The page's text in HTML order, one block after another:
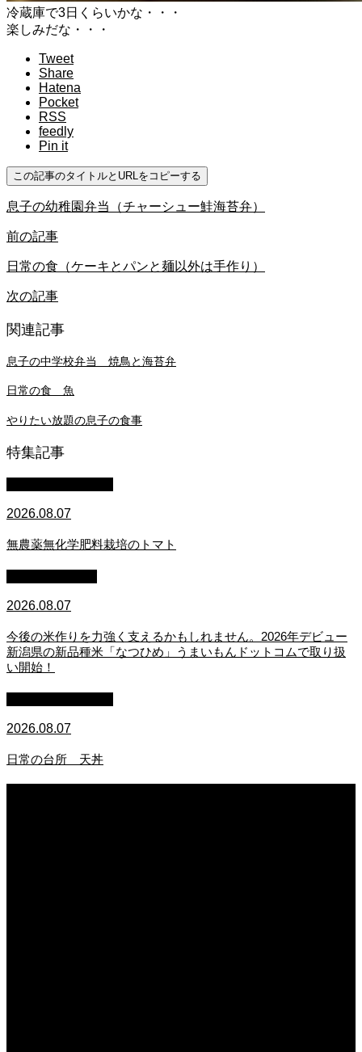
冷蔵庫で3日くらいかな・・・
楽しみだな・・・
Tweet
Share
Hatena
Pocket
RSS
feedly
Pin it
この記事のタイトルとURLをコピーする
息子の幼稚園弁当（チャーシュー鮭海苔弁）
前の記事
日常の食（ケーキとパンと麺以外は手作り）
次の記事
関連記事
息子の中学校弁当 焼鳥と海苔弁
日常の食 魚
やりたい放題の息子の食事
特集記事
2026.08.07
無農薬無化学肥料栽培のトマト
2026.08.07
今後の米作りを力強く支えるかもしれません。2026年デビュー
新潟県の新品種米「なつひめ」うまいもんドットコムで取り扱
い開始！
2026.08.07
日常の台所 天丼